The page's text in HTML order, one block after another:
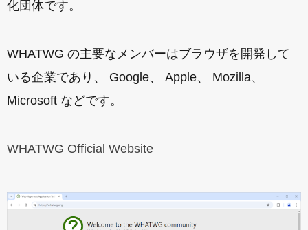
化団体です。
WHATWG の主要なメンバーはブラウザを開発して
いる企業であり、 Google、 Apple、 Mozilla、
Microsoft などです。
WHATWG Official Website